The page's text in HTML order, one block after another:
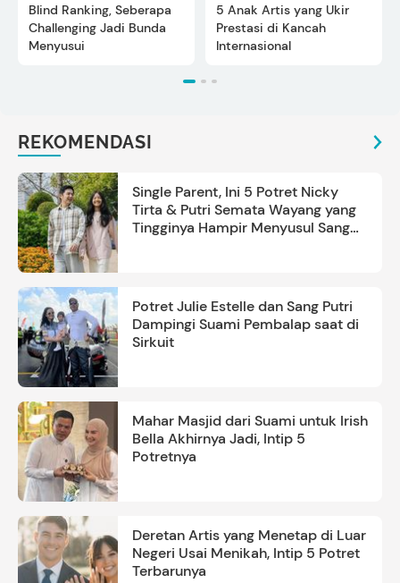
Blind Ranking, Seberapa
Challenging Jadi Bunda
Menyusui
5 Anak Artis yang Ukir
Prestasi di Kancah
Internasional
REKOMENDASI
Single Parent, Ini 5 Potret Nicky
Tirta & Putri Semata Wayang yang
Tingginya Hampir Menyusul Sang
Potret Julie Estelle dan Sang Putri
Dampingi Suami Pembalap saat di
Sirkuit
Mahar Masjid dari Suami untuk Irish
Bella Akhirnya Jadi, Intip 5
Potretnya
Deretan Artis yang Menetap di Luar
Negeri Usai Menikah, Intip 5 Potret
Terbarunya